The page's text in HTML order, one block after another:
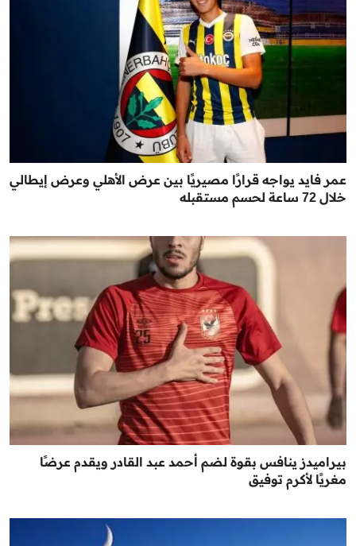
عمر فايد يواجه قرارًا مصيريًا بين عرض الأهلي وعرض إيطالي
خلال 72 ساعة لحسم مستقبله
بيراميدز ينافس بقوة لضم أحمد عبد القادر ويقدم عرضًا
مغريًا لأكرم توفيق